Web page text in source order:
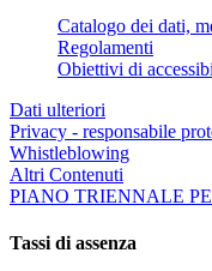
Catalogo dei dati,
Regolamenti
Obiettivi di
Dati ulteriori
Privacy - responsabile
Whistleblowing
Altri Contenuti
PIANO TRIENNALE
Tassi di assenza